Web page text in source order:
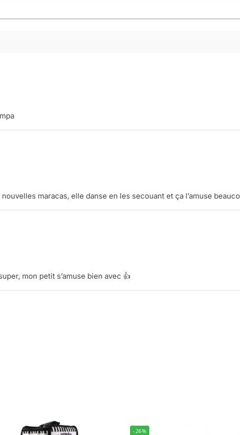
maracas, elle danse en les secouant et ça l’amuse
mon petit s’amuse bien avec 👍
-26%